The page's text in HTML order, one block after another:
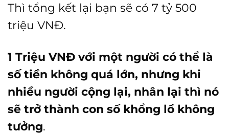
Thì tổng kết lại bạn sẽ có 7 tỷ 500
triệu VNĐ.
1 Triệu VNĐ với một người có thể là
số tiền không quá lớn, nhưng khi
nhiều người cộng lại, nhân lại thì nó
sẽ trở thành con số khổng lồ không
tưởng.